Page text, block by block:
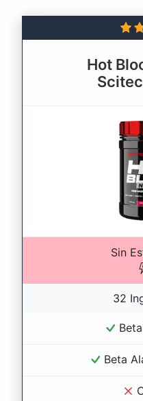
Hot
Sin
32
Beta